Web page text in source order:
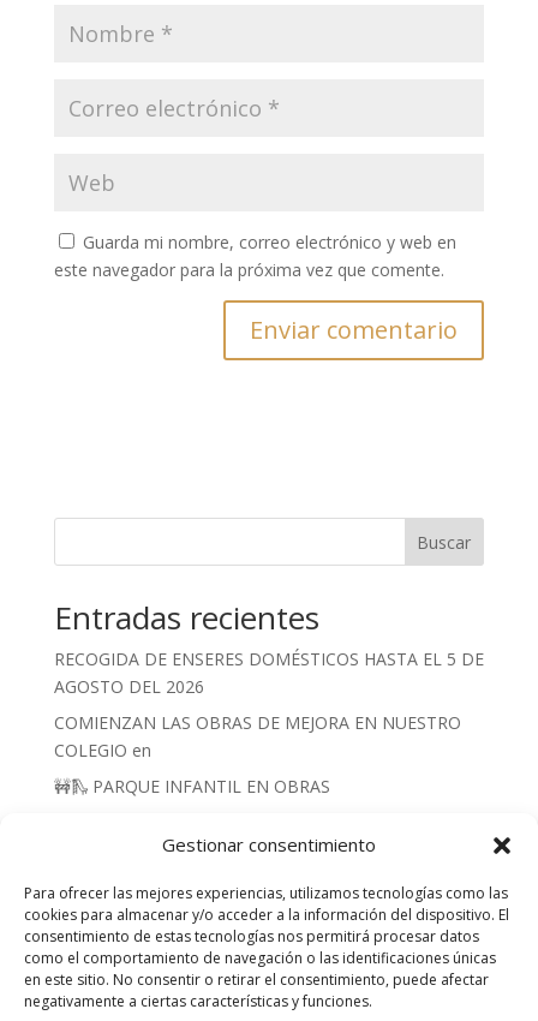
Gestionar consentimiento
Para ofrecer las mejores experiencias, utilizamos tecnologías como las
cookies para almacenar y/o acceder a la información del dispositivo. El
consentimiento de estas tecnologías nos permitirá procesar datos
como el comportamiento de navegación o las identificaciones únicas
en este sitio. No consentir o retirar el consentimiento, puede afectar
negativamente a ciertas características y funciones.
Guarda mi nombre, correo electrónico y web en
este navegador para la próxima vez que comente.
Buscar
Entradas recientes
RECOGIDA DE ENSERES DOMÉSTICOS HASTA EL 5 DE
AGOSTO DEL 2026
COMIENZAN LAS OBRAS DE MEJORA EN NUESTRO
COLEGIO en
🚧🛝 PARQUE INFANTIL EN OBRAS
BÁSCULA MUNICIPAL REPARADA 2026
pie de pagina 1